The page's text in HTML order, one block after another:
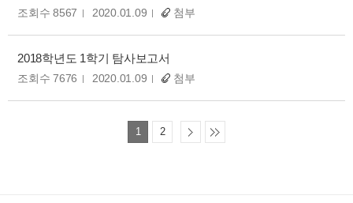
조회수 8567 2020.01.09 첨부
2018학년도 1학기 탐사보고서
조회수 7676 2020.01.09 첨부
1 2